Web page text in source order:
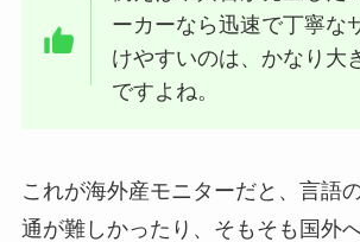
ーカーなら迅速で丁寧な
けやすいのは、かなり大
ですよね。
これが海外産モニターだと、言語
通が難しかったり、そもそも国外